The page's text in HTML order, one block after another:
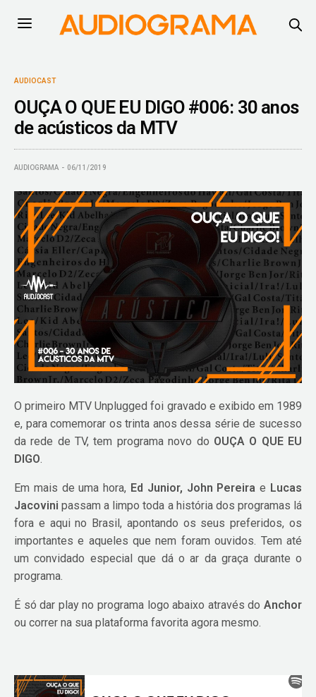
AUDIOCAST
OUÇA O QUE EU DIGO #006: 30 anos
de acústicos da MTV
AUDIOGRAMA 06/11/2019
O primeiro MTV Unplugged foi gravado e exibido em 1989
e, para comemorar os trinta anos dessa série de sucesso
da rede de TV, tem programa novo do OUÇA O QUE EU
DIGO.
Em mais de uma hora, Ed Junior, John Pereira e Lucas
Jacovini passam a limpo toda a história dos programas lá
fora e aqui no Brasil, apontando os seus preferidos, os
importantes e aqueles que nem foram ouvidos. Tem até
um convidado especial que dá o ar da graça durante o
programa.
É só dar play no programa logo abaixo através do Anchor
ou correr na sua plataforma favorita agora mesmo.